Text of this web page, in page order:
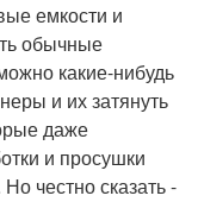
емкости и
обычные
какие-нибудь
и их затянуть
даже
и просушки
честно сказать -